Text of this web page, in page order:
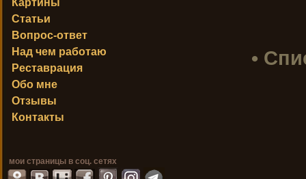
•
Картины
Статьи
Вопрос-ответ
Над чем работаю
Реставрация
Обо мне
Отзывы
Контакты
мои страницы в соц. сетях